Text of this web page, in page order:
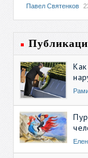
Павел Святенков